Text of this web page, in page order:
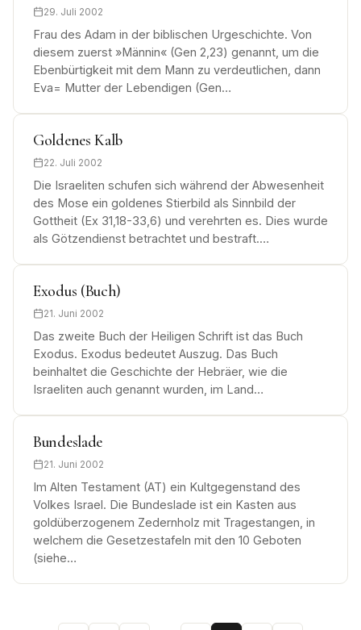
29. Juli 2002
Frau des Adam in der biblischen Urgeschichte. Von
diesem zuerst »Männin« (Gen 2,23) genannt, um die
Ebenbürtigkeit mit dem Mann zu verdeutlichen, dann
Eva= Mutter der Lebendigen (Gen…
Goldenes Kalb
22. Juli 2002
Die Israeliten schufen sich während der Abwesenheit
des Mose ein goldenes Stierbild als Sinnbild der
Gottheit (Ex 31,18-33,6) und verehrten es. Dies wurde
als Götzendienst betrachtet und bestraft.…
Exodus (Buch)
21. Juni 2002
Das zweite Buch der Heiligen Schrift ist das Buch
Exodus. Exodus bedeutet Auszug. Das Buch
beinhaltet die Geschichte der Hebräer, wie die
Israeliten auch genannt wurden, im Land…
Bundeslade
21. Juni 2002
Im Alten Testament (AT) ein Kultgegenstand des
Volkes Israel. Die Bundeslade ist ein Kasten aus
goldüberzogenem Zedernholz mit Tragestangen, in
welchem die Gesetzestafeln mit den 10 Geboten
(siehe…